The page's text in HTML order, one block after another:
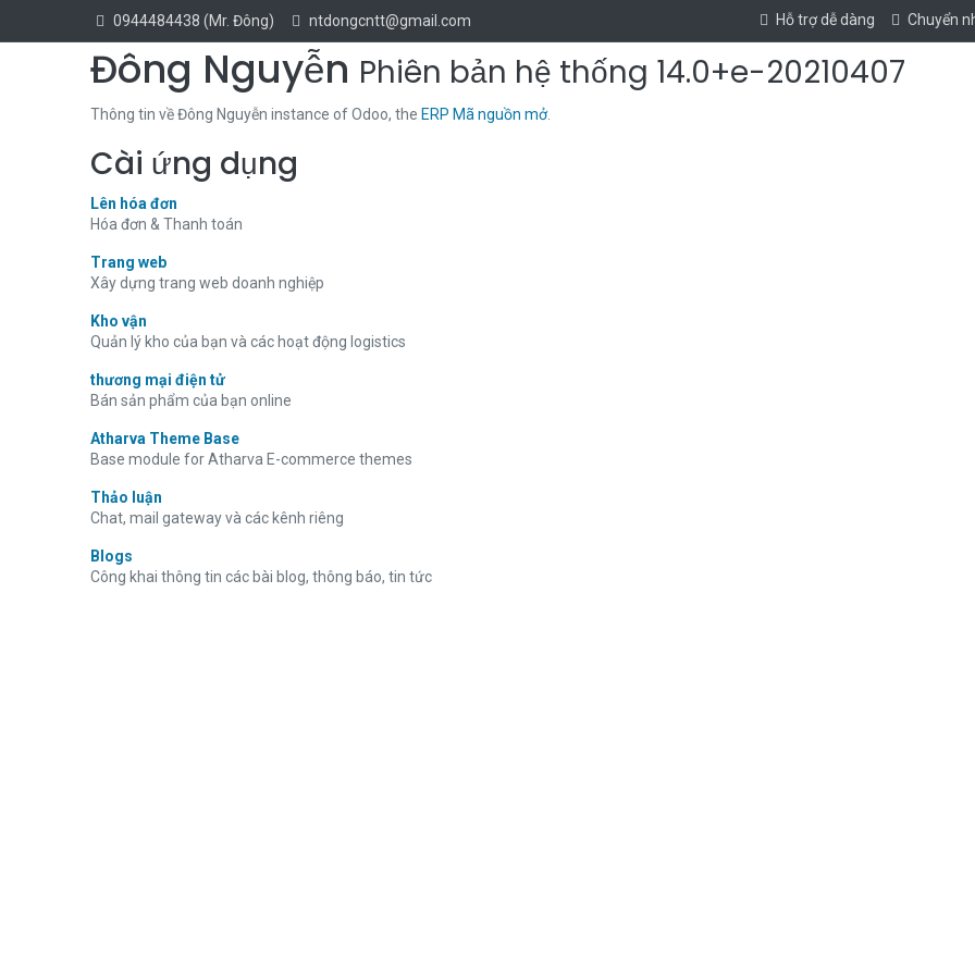
0944484438 (Mr. Đông) ntdongcntt@gmail.com Hỗ trợ dễ dàng Chuyển
Đông Nguyễn Phiên bản hệ thống 14.0+e-20210407
Thông tin về Đông Nguyễn instance of Odoo, the ERP Mã nguồn mở.
Cài ứng dụng
Lên hóa đơn
Hóa đơn & Thanh toán
Trang web
Xây dựng trang web doanh nghiệp
Kho vận
Quản lý kho của bạn và các hoạt động logistics
thương mại điện tử
Bán sản phẩm của bạn online
Atharva Theme Base
Base module for Atharva E-commerce themes
Thảo luận
Chat, mail gateway và các kênh riêng
Blogs
Công khai thông tin các bài blog, thông báo, tin tức